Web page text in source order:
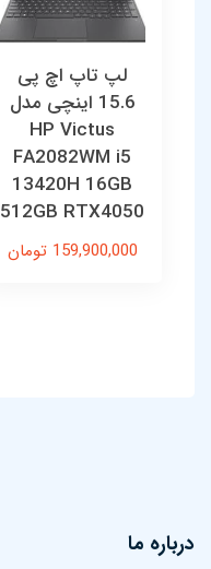
لپ تاپ اچ پی
15.6 اینچی مدل
HP Victus
FA2082WM i5
13420H 16GB
512GB RTX4050
159,900,000 تومان
درباره ما